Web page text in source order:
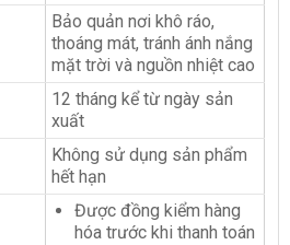
Bảo quản nơi khô ráo,
thoáng mát, tránh ánh nắng
mặt trời và nguồn nhiệt cao
12 tháng kể từ ngày sản
xuất
Không sử dụng sản phẩm
hết hạn
Được đồng kiểm hàng
hóa trước khi thanh toán